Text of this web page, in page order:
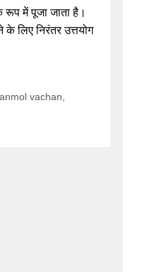
रूप में पूजा जाता है।
लिए निरंतर उत्तयोग
vachan